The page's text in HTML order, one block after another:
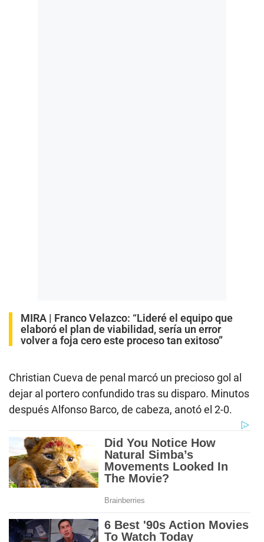
MIRA | Franco Velazco: “Lideré el equipo que
elaboró el plan de viabilidad, sería un error
volver a foja cero este proceso tan exitoso”
Christian Cueva de penal marcó un precioso gol al
dejar al portero confundido tras su disparo. Minutos
después Alfonso Barco, de cabeza, anotó el 2-0.